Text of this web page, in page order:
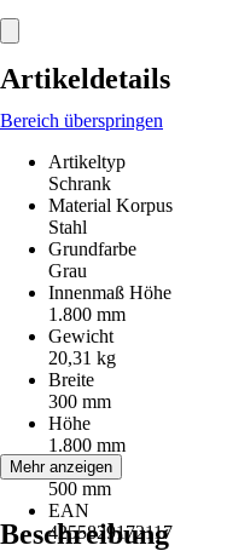
Artikeldetails
Bereich überspringen
Artikeltyp
Schrank
Material Korpus
Stahl
Grundfarbe
Grau
Innenmaß Höhe
1.800 mm
Gewicht
20,31 kg
Breite
300 mm
Höhe
1.800 mm
Tiefe
500 mm
EAN
4255829172117
Mehr anzeigen
Beschreibung